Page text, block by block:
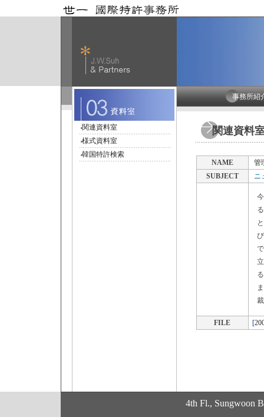
関連資料室
様式資料室
韓国特許検索
事務所紹
関連資料
NAME
管
SUBJECT
ニ
FILE [
4th Fl., Sungwoon